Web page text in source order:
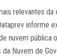
relevantes da
informe
nuvem pública
Nuvem de